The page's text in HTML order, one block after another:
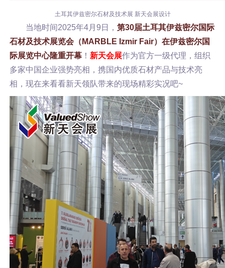
土耳其伊兹密尔石材及技术展 新天会展设计
当地时间2025年4月9日， 第30届土耳其伊兹密尔国际
石材及技术展览会（MARBLE Izmir Fair）在伊兹密尔国
际展览中心隆重开幕！ 新天会展作为官方一级代理， 组织
多家中国企业强势亮相，携国内优质石材产品与技术亮
相，现在来看看新天领队带来的现场精彩实况吧~